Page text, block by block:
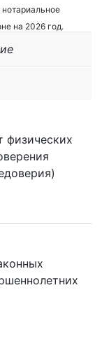
на 2026 год.
физических